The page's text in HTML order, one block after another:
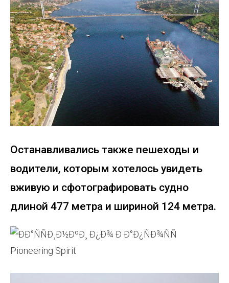
Останавливались также пешеходы и
водители, которым хотелось увидеть
вживую и сфотографировать судно
длиной 477 метра и шириной 124 метра.